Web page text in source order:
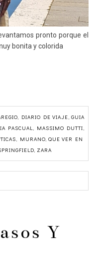
pronto porque el
bonita y colorida
, DIARIO DE VIAJE, GUIA
PASCUAL, MASSIMO DUTTI,
, MURANO, QUE VER EN
, ZARA
Y